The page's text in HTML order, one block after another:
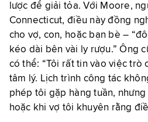
lược để giải tỏa. Với Moore,
Connecticut, điều này đồng
cho vợ, con, hoặc bạn bè –
kéo dài bên vài ly rượu.” Ông
có thể: “Tôi rất tin vào việc trò
tâm lý. Lịch trình công tác
phép tôi gặp hàng tuần,
hoặc khi vợ tôi khuyên rằng